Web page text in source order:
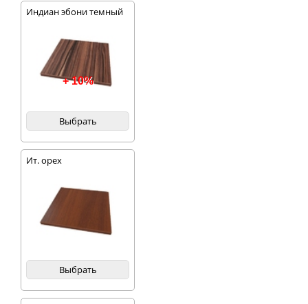
Индиан эбони темный
+ 10%
Выбрать
Ит. орех
Выбрать